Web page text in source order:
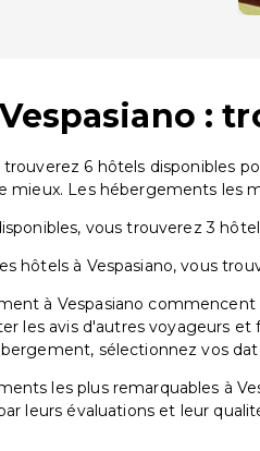
:
trouverez 6 hôtels disponibles
mieux. Les hébergements les
vous trouverez 3
hôtels à Vespasiano, vous
à Vespasiano
les avis d'autres voyageurs
sélectionnez vos
les plus remarquables à
leurs évaluations et leur